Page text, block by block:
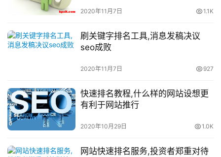
2020年11月7日 1.1K
刷关键字排名工具,消息发稿决议
seo成败
2020年11月7日 927
快速排名教程,什么样的网站设想更
有利于网站推行
2020年10月29日 1.0K
网站快速排名服务,投资者郑重对待